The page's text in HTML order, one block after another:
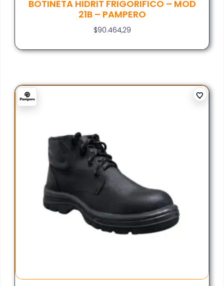
BOTINETA HIDRIT FRIGORIFICO – MOD
21B – PAMPERO
$90.464,29